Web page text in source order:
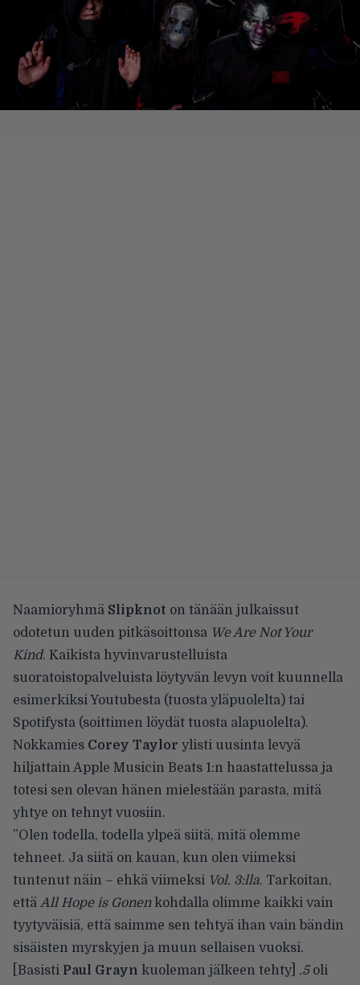
Naamioryhmä Slipknot on tänään julkaissut
odotetun uuden pitkäsoittonsa We Are Not Your
Kind. Kaikista hyvinvarustelluista
suoratoistopalveluista löytyvän levyn voit kuunnella
esimerkiksi Youtubesta (tuosta yläpuolelta) tai
Spotifysta (soittimen löydät tuosta alapuolelta).
Nokkamies Corey Taylor ylisti uusinta levyä
hiljattain Apple Musicin Beats 1:n haastattelussa ja
totesi sen olevan hänen mielestään parasta, mitä
yhtye on tehnyt vuosiin.
”Olen todella, todella ylpeä siitä, mitä olemme
tehneet. Ja siitä on kauan, kun olen viimeksi
tuntenut näin – ehkä viimeksi Vol. 3:lla. Tarkoitan,
että All Hope is Gonenkohdalla olimme kaikki vain
tyytyväisiä, että saimme sen tehtyä ihan vain bändin
sisäisten myrskyjen ja muun sellaisen vuoksi.
[Basisti Paul Grayn kuoleman jälkeen tehty] .5oli